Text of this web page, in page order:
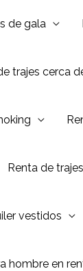
de gala
trajes cerca
Renta de
vestidos
hombre en